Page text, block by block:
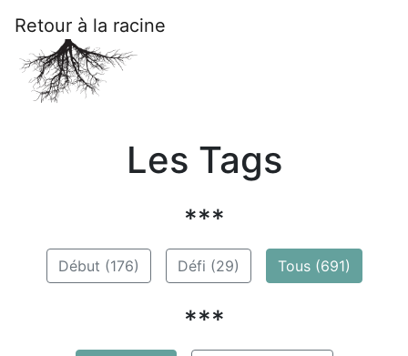
Retour à la racine
Les Tags
***
Début (176) Défi (29) Tous (691)
***